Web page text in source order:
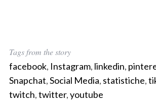
Tags from the story
facebook, Instagram, linkedin,
Snapchat,Social Media, statistiche,
twitch,twitter,youtube